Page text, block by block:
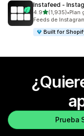
Instafeed ‑
4.9de 5 estrellas
(1,935)
1935 reseñas en
•Plan
Feeds de
Built for
Prueba